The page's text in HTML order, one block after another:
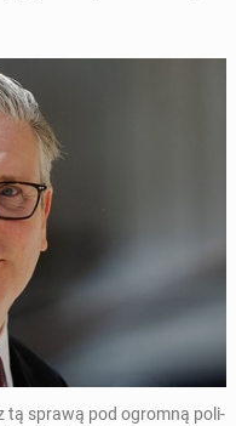
tą sprawą pod ogromną po­li­